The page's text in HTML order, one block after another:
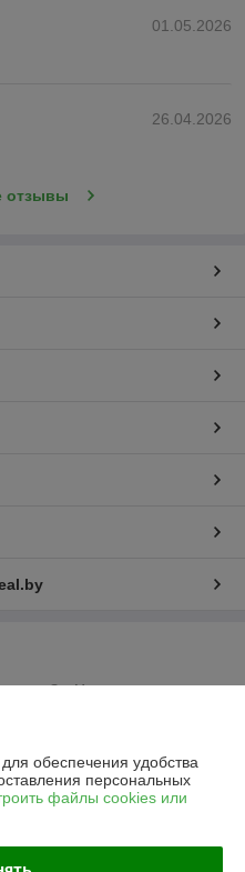
01.05.2026
26.04.2026
отзывы
«ЭльМор»
обеспечения удобства
персональных
файлы cookies или